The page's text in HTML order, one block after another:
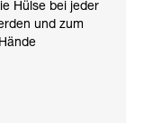
Hülse bei jeder
und zum